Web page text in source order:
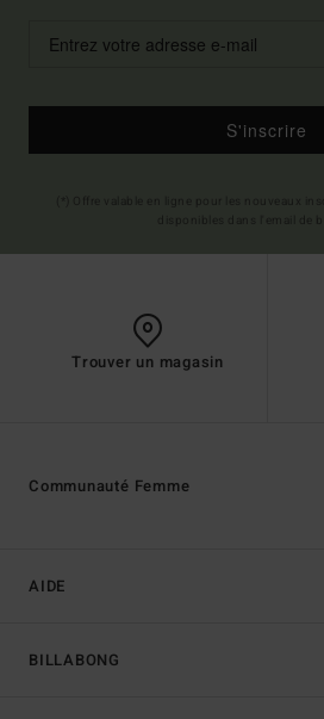
S'inscrire
Trouver un magasin
AIDE
BILLABONG
Communauté Femme